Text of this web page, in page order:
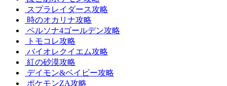
スプラレイダース攻略
時のオカリナ攻略
ペルソナ4ゴールデン攻略
トモコレ攻略
バイオレクイエム攻略
紅の砂漠攻略
デイモン&ベイビー攻略
ポケモンZA攻略